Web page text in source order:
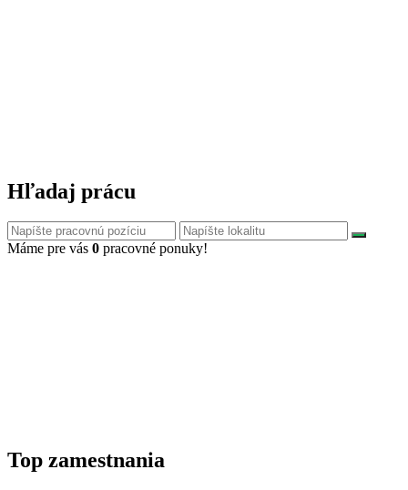
Hľadaj prácu
Máme pre vás 0 pracovné ponuky!
Top zamestnania